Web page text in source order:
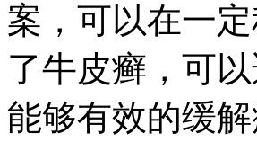
案，可以在一
了牛皮癣，可
能够有效的缓